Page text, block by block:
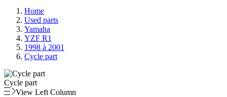
Home
Used parts
Yamaha
YZF R1
1998 à 2001
Cycle part
Cycle part
View Left Column